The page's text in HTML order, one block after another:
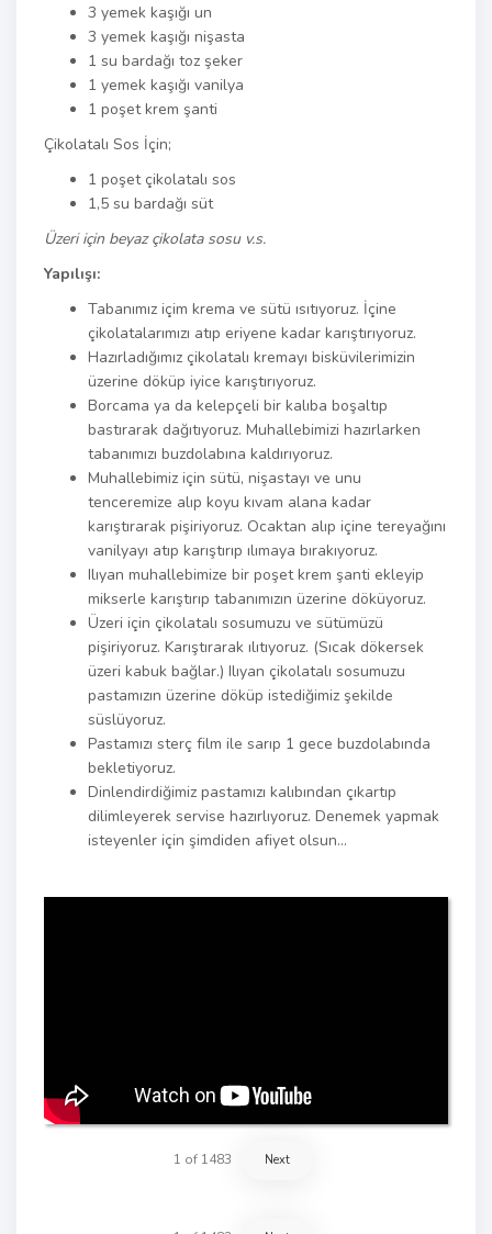
3 yemek kaşığı un
3 yemek kaşığı nişasta
1 su bardağı toz şeker
1 yemek kaşığı vanilya
1 poşet krem şanti
Çikolatalı Sos İçin;
1 poşet çikolatalı sos
1,5 su bardağı süt
Üzeri için beyaz çikolata sosu v.s.
Yapılışı:
Tabanımız içim krema ve sütü ısıtıyoruz. İçine
çikolatalarımızı atıp eriyene kadar karıştırıyoruz.
Hazırladığımız çikolatalı kremayı bisküvilerimizin
üzerine döküp iyice karıştırıyoruz.
Borcama ya da kelepçeli bir kalıba boşaltıp
bastırarak dağıtıyoruz. Muhallebimizi hazırlarken
tabanımızı buzdolabına kaldırıyoruz.
Muhallebimiz için sütü, nişastayı ve unu
tenceremize alıp koyu kıvam alana kadar
karıştırarak pişiriyoruz. Ocaktan alıp içine tereyağını
vanilyayı atıp karıştırıp ılımaya bırakıyoruz.
Ilıyan muhallebimize bir poşet krem şanti ekleyip
mikserle karıştırıp tabanımızın üzerine döküyoruz.
Üzeri için çikolatalı sosumuzu ve sütümüzü
pişiriyoruz. Karıştırarak ılıtıyoruz. (Sıcak dökersek
üzeri kabuk bağlar.) Ilıyan çikolatalı sosumuzu
pastamızın üzerine döküp istediğimiz şekilde
süslüyoruz.
Pastamızı sterç film ile sarıp 1 gece buzdolabında
bekletiyoruz.
Dinlendirdiğimiz pastamızı kalıbından çıkartıp
dilimleyerek servise hazırlıyoruz. Denemek yapmak
isteyenler için şimdiden afiyet olsun…
1 of 1483 Next